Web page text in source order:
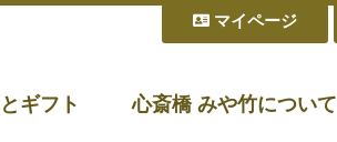
ギフト 心斎橋 みや竹について
マイページ